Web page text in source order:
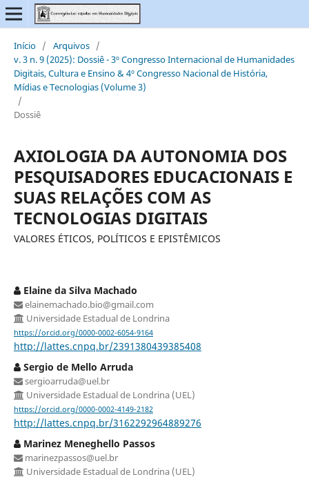
Início / Arquivos /
v. 3 n. 9 (2025): Dossiê - 3º Congresso Internacional de Humanidades
Digitais, Cultura e Ensino & 4º Congresso Nacional de História,
Mídias e Tecnologias (Volume 3)
/
Dossiê
AXIOLOGIA DA AUTONOMIA DOS
PESQUISADORES EDUCACIONAIS E
SUAS RELAÇÕES COM AS
TECNOLOGIAS DIGITAIS
VALORES ÉTICOS, POLÍTICOS E EPISTÊMICOS
Elaine da Silva Machado
elainemachado.bio@gmail.com
Universidade Estadual de Londrina
https://orcid.org/0000-0002-6054-9164
http://lattes.cnpq.br/2391380439385408
Sergio de Mello Arruda
sergioarruda@uel.br
Universidade Estadual de Londrina (UEL)
https://orcid.org/0000-0002-4149-2182
http://lattes.cnpq.br/3162292964889276
Marinez Meneghello Passos
marinezpassos@uel.br
Universidade Estadual de Londrina (UEL)